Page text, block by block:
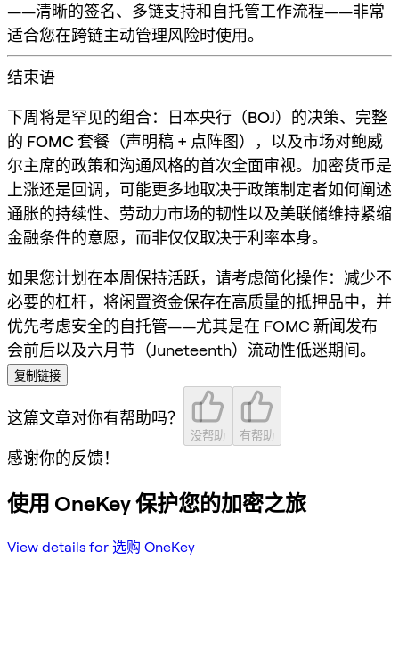
——清晰的签名、多链支持和自托管工作流程——非常
适合您在跨链主动管理风险时使用。
结束语
下周将是罕见的组合： 日本央行（BOJ）的决策、 完整
的 FOMC 套餐（声明稿 + 点阵图）
，以及市场对鲍威
尔主席的政策和沟通风格的首次全面审视。加密货币是
上涨还是回调，可能更多地取决于政策制定者如何阐述
通胀的持续性、劳动力市场的韧性以及美联储维持紧缩
金融条件的意愿，而非仅仅取决于利率本身。
如果您计划在本周保持活跃，请考虑简化操作：减少不
必要的杠杆，将闲置资金保存在高质量的抵押品中，并
优先考虑安全的自托管——尤其是在 FOMC 新闻发布
会前后以及六月节（Juneteenth）流动性低迷期间。
复制链接
这篇文章对你有帮助吗？
没帮助 有帮助
感谢你的反馈！
使用 OneKey 保护您的加密之旅
View details for 选购 OneKey